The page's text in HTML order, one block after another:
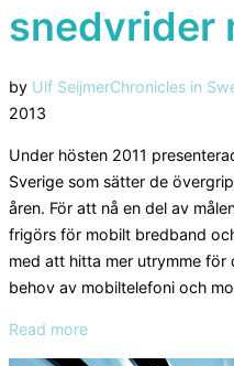
snedvrider
by Ulf SeijmerChronicles in
2013
Under hösten 2011
Sverige som sätter de
åren. För att nå en del av
frigörs för mobilt bredband
med att hitta mer utrymme för
behov av mobiltelefoni och
Read more“Frekvensbristen
snedvrider